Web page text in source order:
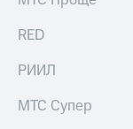
RED
РИИЛ
МТС Супер